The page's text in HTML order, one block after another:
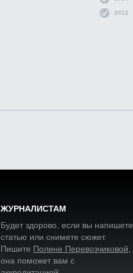
2013
ЖУРНАЛИСТАМ
Будет здорово, если вы напишете
статью или снимете сюжет.
Пишите Полине Перевозчиковой
она поможет вам с